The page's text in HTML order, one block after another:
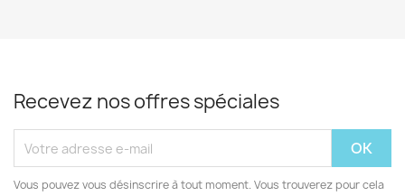
Recevez nos offres spéciales
Vous pouvez vous désinscrire à tout moment. Vous trouverez pour cela